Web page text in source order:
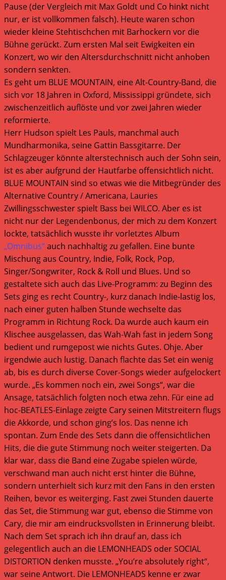
Pause (der Vergleich mit Max Goldt und Co hinkt nicht
nur, er ist vollkommen falsch). Heute waren schon
wieder kleine Stehtischchen mit Barhockern vor die
Bühne gerückt. Zum ersten Mal seit Ewigkeiten ein
Konzert, wo wir den Altersdurchschnitt nicht anhoben
sondern senkten.
Es geht um BLUE MOUNTAIN, eine Alt-Country-Band, die
sich vor 18 Jahren in Oxford, Mississippi gründete, sich
zwischenzeitlich auflöste und vor zwei Jahren wieder
reformierte.
Herr Hudson spielt Les Pauls, manchmal auch
Mundharmonika, seine Gattin Bassgitarre. Der
Schlagzeuger könnte alterstechnisch auch der Sohn sein,
ist es aber aufgrund der Hautfarbe offensichtlich nicht.
BLUE MOUNTAIN sind so etwas wie die Mitbegründer des
Alternative Country / Americana, Lauries
Zwillingsschwester spielt Bass bei WILCO. Aber es ist
nicht nur der Legendenbonus, der mich zu dem Konzert
lockte, tatsächlich wusste ihr vorletztes Album
„Omnibus“auch nachhaltig zu gefallen. Eine bunte
Mischung aus Country, Indie, Folk, Rock, Pop,
Singer/Songwriter, Rock & Roll und Blues. Und so
gestaltete sich auch das Live-Programm: zu Beginn des
Sets ging es recht Country-, kurz danach Indie-lastig los,
nach einer guten halben Stunde wechselte das
Programm in Richtung Rock. Da wurde auch kaum ein
Klischee ausgelassen, das Wah-Wah fast in jedem Song
bedient und rumgepost wie nichts Gutes. Ohje. Aber
irgendwie auch lustig. Danach flachte das Set ein wenig
ab, bis es durch diverse Cover-Songs wieder aufgelockert
wurde. „Es kommen noch ein, zwei Songs“, war die
Ansage, tatsächlich folgten noch etwa zehn. Für eine ad
hoc-BEATLES-Einlage zeigte Cary seinen Mitstreitern flugs
die Akkorde, und schon ging’s los. Das nenne ich
spontan. Zum Ende des Sets dann die offensichtlichen
Hits, die die gute Stimmung noch weiter steigerten. Da
klar war, dass die Band eine Zugabe spielen würde,
verschwand man auch nicht erst hinter die Bühne,
sondern unterhielt sich kurz mit den Fans in den ersten
Reihen, bevor es weiterging. Fast zwei Stunden dauerte
das Set, die Stimmung war gut, ebenso die Stimme von
Cary, die mir am eindrucksvollsten in Erinnerung bleibt.
Nach dem Set sprach ich ihn drauf an, dass ich
gelegentlich auch an die LEMONHEADS oder SOCIAL
DISTORTION denken musste. „You’re absolutely right“,
war seine Antwort. Die LEMONHEADS kenne er zwar